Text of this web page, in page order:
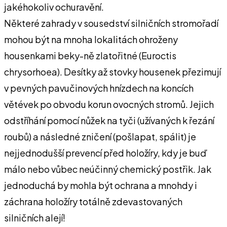
jakéhokoliv ochuravění.
Některé zahrady v sousedství silničních stromořadí
mohou být na mnoha lokalitách ohroženy
housenkami beky-ně zlatořitné (Euroctis
chrysorhoea). Desítky až stovky housenek přezimují
v pevných pavučinových hnízdech na koncích
větévek po obvodu korun ovocných stromů. Jejich
odstříhání pomocí nůžek na tyči (užívaných k řezání
roubů) a následné zničení (pošlapat, spálit) je
nejjednodušší prevencí před holožíry, kdy je buď
málo nebo vůbec neúčinný chemický postřik. Jak
jednoduchá by mohla být ochrana a mnohdy i
záchrana holožíry totálně zdevastovaných
silničních alejí!